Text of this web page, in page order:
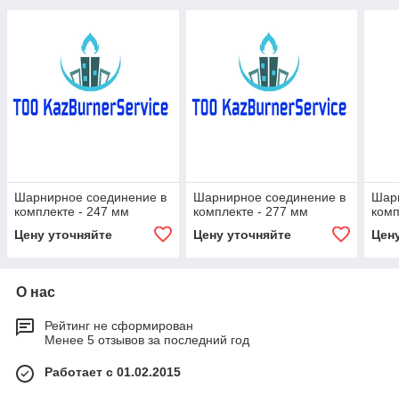
Шарнирное соединение в
комплекте - 247 мм
Цену уточняйте
Шарнирное соединение в
комплекте - 277 мм
Цену уточняйте
О нас
Рейтинг не сформирован
Менее 5 отзывов за последний год
Работает с 01.02.2015